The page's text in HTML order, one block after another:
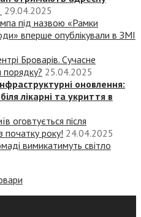
29.04.2025
під назвою «‎Рамки
вперше опублікували в ЗМІ
Броварів. Сучасне
25.04.2025
оновлення:
лікарні та укриття в
оговтується після
початку року! 24.04.2025
вимикатимуть світло